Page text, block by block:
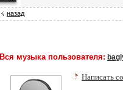
назад
Вся музыка пользователя:
Написать